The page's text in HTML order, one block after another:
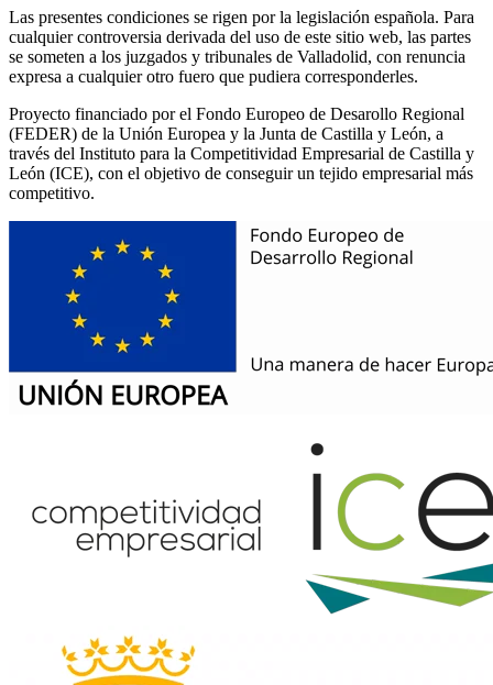
Las presentes condiciones se rigen por la legislación española. Para
cualquier controversia derivada del uso de este sitio web, las partes
se someten a los juzgados y tribunales de Valladolid, con renuncia
expresa a cualquier otro fuero que pudiera corresponderles.
Proyecto financiado por el Fondo Europeo de Desarollo Regional
(FEDER) de la Unión Europea y la Junta de Castilla y León, a
través del Instituto para la Competitividad Empresarial de Castilla y
León (ICE), con el objetivo de conseguir un tejido empresarial más
competitivo.